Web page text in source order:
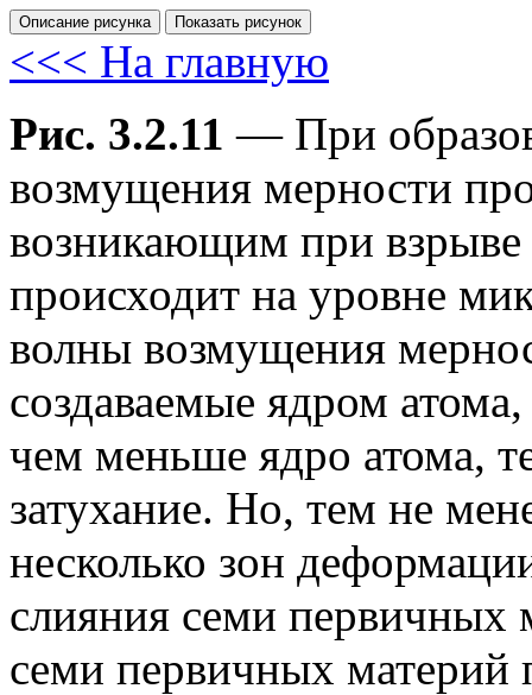
Описание рисунка Показать рисунок
<<< На главную
Рис. 3.2.11— При
возмущения мерности
возникающим при взрыве
происходит на уровне
волны возмущения
создаваемые ядром
чем меньше ядро атома,
затухание. Но, тем не
несколько зон
слияния семи первичных
семи первичных материй